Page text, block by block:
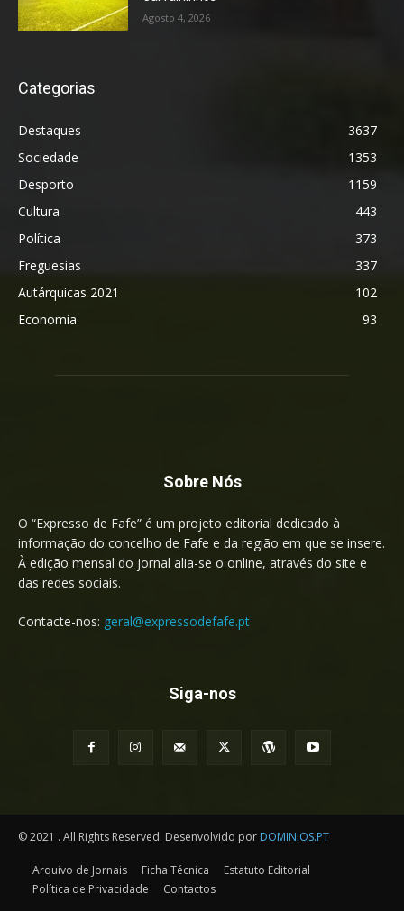
Agosto 4, 2026
Categorias
Destaques
3637
Sociedade
1353
Desporto
1159
Cultura
443
Política
373
Freguesias
337
Autárquicas 2021
102
Economia
93
Sobre Nós
O “Expresso de Fafe” é um projeto editorial dedicado à
informação do concelho de Fafe e da região em que se insere.
À edição mensal do jornal alia-se o online, através do site e
das redes sociais.
Contacte-nos: geral@expressodefafe.pt
Siga-nos
© 2021 . All Rights Reserved. Desenvolvido por DOMINIOS.PT
Arquivo de Jornais Ficha Técnica
Estatuto Editorial
Política de Privacidade
Contactos